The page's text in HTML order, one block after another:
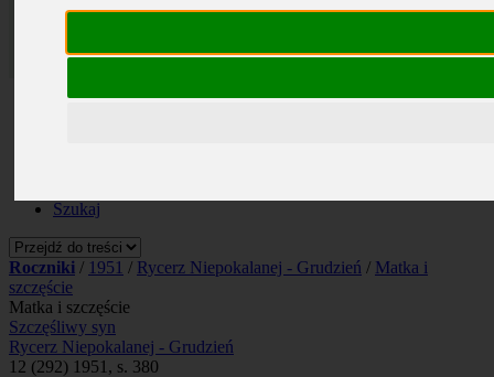
Szukaj
Roczniki / 1951 / Rycerz Niepokalanej - Grudzień / Matka i
szczęście
Matka i szczęście
Szczęśliwy syn
Rycerz Niepokalanej - Grudzień
12 (292) 1951, s. 380